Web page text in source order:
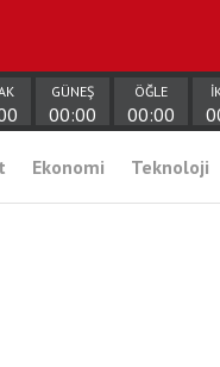
GÜNEŞ
00:00
ÖĞLE
00:00
Ekonomi Teknoloji